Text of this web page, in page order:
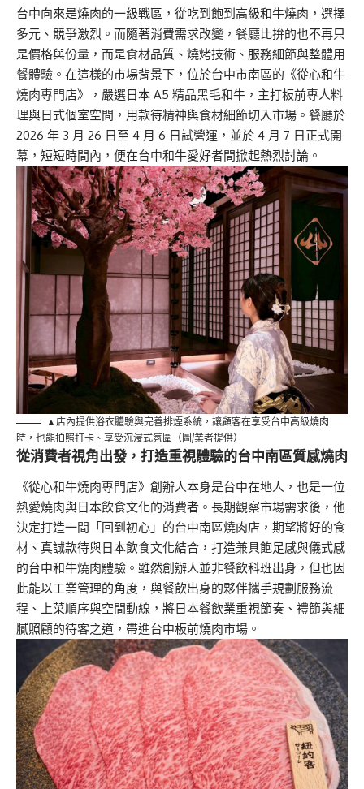
台中向來是燒肉的一級戰區，從吃到飽到高級和牛燒肉，選擇
多元、競爭激烈。而隨著消費需求改變，餐廳比拚的也不再只
是價格與份量，而是食材品質、燒烤技術、服務細節與整體用
餐體驗。在這樣的市場背景下，位於台中市南區的《從心和牛
燒肉專門店》，嚴選日本 A5 精品黑毛和牛，主打板前專人料
理與日式個室空間，用款待精神與食材細節切入市場。餐廳於
2026 年 3 月 26 日至 4 月 6 日試營運，並於 4 月 7 日正式開
幕，短短時間內，便在台中和牛愛好者間掀起熱烈討論。
▲店內提供浴衣體驗與完善排煙系統，讓顧客在享受台中高級燒肉
時，也能拍照打卡、享受沉浸式氛圍（圖/業者提供）
從消費者視角出發，打造重視體驗的台中南區質感燒肉
《從心和牛燒肉專門店》創辦人本身是台中在地人，也是一位
熱愛燒肉與日本飲食文化的消費者。長期觀察市場需求後，他
決定打造一間「回到初心」的台中南區燒肉店，期望將好的食
材、真誠款待與日本飲食文化結合，打造兼具飽足感與儀式感
的台中和牛燒肉體驗。雖然創辦人並非餐飲科班出身，但也因
此能以工業管理的角度，與餐飲出身的夥伴攜手規劃服務流
程、上菜順序與空間動線，將日本餐飲業重視節奏、禮節與細
膩照顧的待客之道，帶進台中板前燒肉市場。